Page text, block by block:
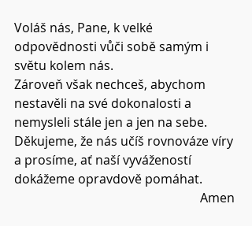
Voláš nás, Pane, k velké
odpovědnosti vůči sobě samým i
světu kolem nás.
Zároveň však nechceš, abychom
nestavěli na své dokonalosti a
nemysleli stále jen a jen na sebe.
Děkujeme, že nás učíš rovnováze víry
a prosíme, ať naší vyvážeností
dokážeme opravdově pomáhat.
Amen